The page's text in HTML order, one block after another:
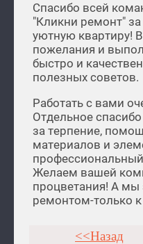
Спасибо всей
"Кликни ремонт"
уютную квартиру!
пожелания и
быстро и
полезных советов.
Работать с вами
Отдельное
за терпение,
материалов и
Желаем вашей
процветания! А
ремонтом-только
<<Назад